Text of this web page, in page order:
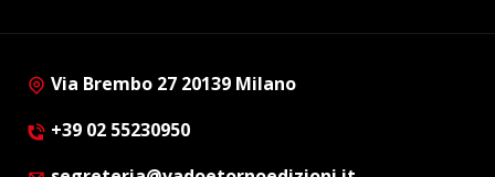
Via Brembo 27 20139 Milano
+39 02 55230950